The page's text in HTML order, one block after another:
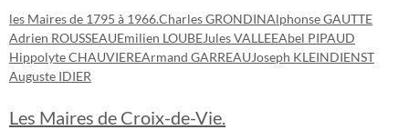
les Maires de 1795 à 1966.Charles GRONDINAlphonse GAUTTE
Adrien ROUSSEAUEmilien LOUBEJules VALLEEAbel PIPAUD
Hippolyte CHAUVIEREArmand GARREAUJoseph KLEINDIENST
Auguste IDIER
Les Maires de Croix-de-Vie.